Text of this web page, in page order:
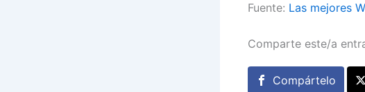
Fuente: Las mejores
Comparte este/a
Compártelo